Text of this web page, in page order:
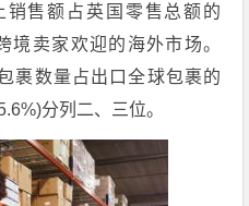
售额占英国零售总额的
境卖家欢迎的海外市场。
裹数量占出口全球包裹的
分列二、三位。